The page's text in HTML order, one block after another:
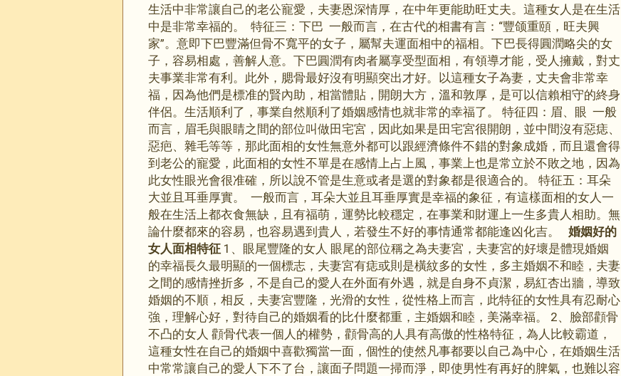
生活中非常讓自己的老公寵愛，夫妻恩深情厚，在中年更能助旺丈夫。這種女人是在生活
中是非常幸福的。 特征三：下巴 一般而言，在古代的相書有言：“豐颌重頤，旺夫興
家”。意即下巴豐滿但骨不寬平的女子，屬幫夫運面相中的福相。下巴長得圓潤略尖的女
子，容易相處，善解人意。下巴圓潤有肉者屬享受型面相，有領導才能，受人擁戴，對丈
夫事業非常有利。此外，腮骨最好沒有明顯突出才好。以這種女子為妻，丈夫會非常幸
福，因為他們是標准的賢內助，相當體貼，開朗大方，溫和敦厚，是可以信賴相守的終身
伴侶。生活順利了，事業自然順利了婚姻感情也就非常的幸福了。 特征四：眉、眼 一般
而言，眉毛與眼睛之間的部位叫做田宅宮，因此如果是田宅宮很開朗，並中間沒有惡痣、
惡疤、雜毛等等，那此面相的女性無意外都可以跟經濟條件不錯的對象成婚，而且還會得
到老公的寵愛，此面相的女性不單是在感情上占上風，事業上也是常立於不敗之地，因為
此女性眼光會很准確，所以說不管是生意或者是選的對象都是很適合的。 特征五：耳朵
大並且耳垂厚實。 一般而言，耳朵大並且耳垂厚實是幸福的象征，有這樣面相的女人一
般在生活上都衣食無缺，且有福萌，運勢比較穩定，在事業和財運上一生多貴人相助。無
論什麼都來的容易，也容易遇到貴人，若發生不好的事情通常都能逢凶化吉。 婚姻好的
女人面相特征 1、眼尾豐隆的女人 眼尾的部位稱之為夫妻宮，夫妻宮的好壞是體現婚姻
的幸福長久最明顯的一個標志，夫妻宮有痣或則是橫紋多的女性，多主婚姻不和睦，夫妻
之間的感情挫折多，不是自己的愛人在外面有外遇，就是自身不貞潔，易紅杏出牆，導致
婚姻的不順，相反，夫妻宮豐隆，光滑的女性，從性格上而言，此特征的女性具有忍耐心
強，理解心好，對待自己的婚姻看的比什麼都重，主婚姻和睦，美滿幸福。 2、臉部顴骨
不凸的女人 顴骨代表一個人的權勢，顴骨高的人具有高傲的性格特征，為人比較霸道，
這種女性在自己的婚姻中喜歡獨當一面，個性的使然凡事都要以自己為中心，在婚姻生活
中常常讓自己的愛人下不了台，讓面子問題一掃而淨，即使男性有再好的脾氣，也難以容